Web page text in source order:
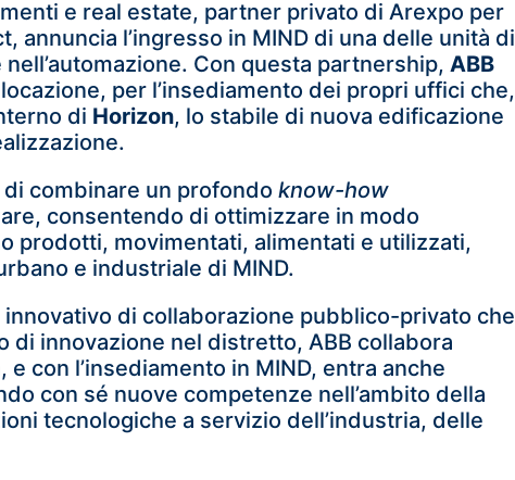
e real estate, partner privato di Arexpo per
annuncia l’ingresso in MIND di una delle unità di
Con questa partnership, ABB
per l’insediamento dei propri uffici che,
di Horizon, lo stabile di nuova edificazione
di combinare un profondo know-how
consentendo di ottimizzare in modo
prodotti, movimentati, alimentati e utilizzati,
e industriale di MIND.
innovativo di collaborazione pubblico-privato che
innovazione nel distretto, ABB collabora
con l’insediamento in MIND, entra anche
con sé nuove competenze nell’ambito della
tecnologiche a servizio dell’industria, delle